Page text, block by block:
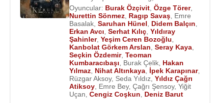
tiyatro ve televizyon çalışmalarını başlattı.
2012 yılındaElif Neylan Leventile birlikte
Cats&Dogs adlı bir prodüksiyon şirketi kurmuştur.
“Benim Annem Bir Melek” adlı dizisinde ve Şehir
Tiyatrosu’nda “İntiharın Genel Provası” adlı oyunda
Oyuncular: Burak Özçivit Özge Törer,
Nurettin Sönmez Ragıp Savaş Emre
Basalak Saruhan Hünel Didem Balçın
Erkan Avcı Serhat Kılıç Yıldıray
Şahinler, Yeşim Ceren Bozoğlu
Kanbolat Görkem Arslan Seray Kaya
Seçkin Özdemir, Teoman
Kumbaracıbaşı
Burak Çelik Hakan
Yılmaz Nihat Altınkaya İpek Karapınar,
Rüzgar Aksoy, Seda Yıldız Yıldız Çağrı
Atiksoy Emre Bey, Çağrı Şensoy, Yiğit
Uçan Cengiz Coşkun Deniz Barut